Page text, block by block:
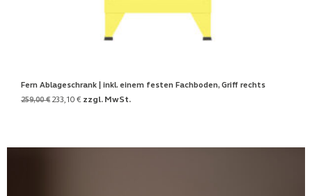
Fern Ablageschrank | inkl. einem festen Fachboden, Griff rechts
259,00€ 233,10 € zzgl. MwSt.